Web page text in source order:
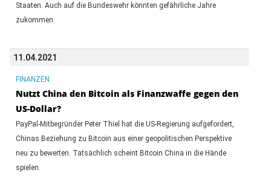
Staaten. Auch auf die Bundeswehr könnten gefährliche Jahre
zukommen.
11.04.2021
FINANZEN
Nutzt China den Bitcoin als Finanzwaffe gegen den
US-Dollar?
PayPal-Mitbegründer Peter Thiel hat die US-Regierung aufgefordert,
Chinas Beziehung zu Bitcoin aus einer geopolitischen Perspektive
neu zu bewerten. Tatsächlich scheint Bitcoin China in die Hände
spielen.